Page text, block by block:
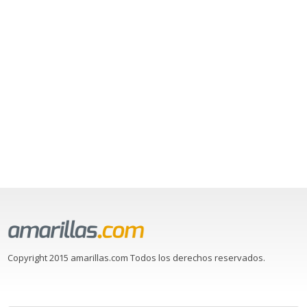
Copyright 2015 amarillas.com Todos los derechos reservados.